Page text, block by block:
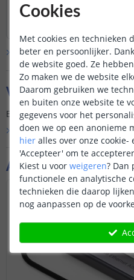
Aanvullende
Lees hele review
Bekijk alle 1 reviews
Vraag & antwoord
Er is nog geen vraag gesteld
Bekijk alle Vraag & antwoord
Cookies
Met cookies en technieken
beter en persoonlijker.
de website goed. Ze
Zo maken we de website
Daarom gebruiken we
en buiten onze website te
gegevens voor het
doen we op een anonieme
hier alles over onze
'Accepteer' om te
Kiest u voor weigeren? Dan
functionele en analytische
technieken die daarop
nog aanpassen op de